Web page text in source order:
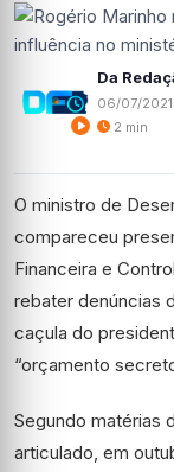
Da
06/07/2021
2 min
O ministro de
compareceu
Financeira e
rebater denúncias
caçula do
“orçamento
Segundo matérias
articulado, em